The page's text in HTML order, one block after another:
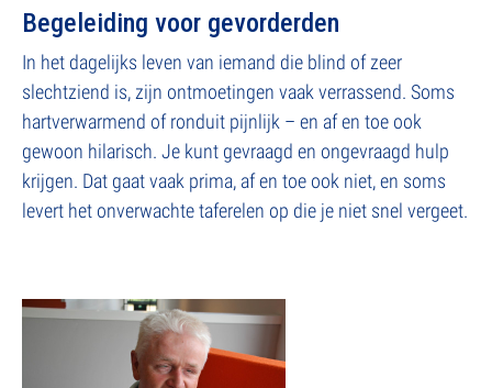
Begeleiding voor gevorderden
In het dagelijks leven van iemand die blind of zeer
slechtziend is, zijn ontmoetingen vaak verrassend. Soms
hartverwarmend of ronduit pijnlijk – en af en toe ook
gewoon hilarisch. Je kunt gevraagd en ongevraagd hulp
krijgen. Dat gaat vaak prima, af en toe ook niet, en soms
levert het onverwachte taferelen op die je niet snel vergeet.